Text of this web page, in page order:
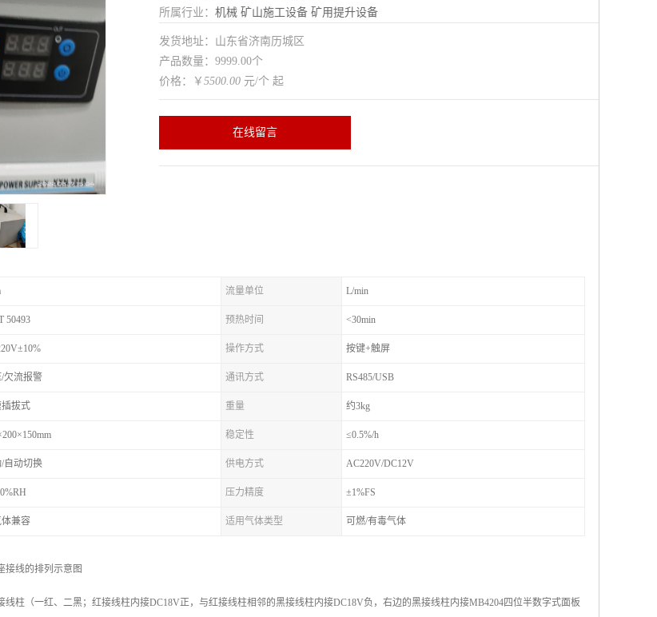
所属行业： 机械 矿山施工设备 矿用提升设备
发货地址：山东省济南历城区
产品数量：9999.00个
价格：￥ 5500.00 元/个 起
在线留言
流量单位 L/min
50493 预热时间 <30min
操作方式 按键+触屏
欠流报警 通讯方式 RS485/USB
拔式 重量 约3kg
稳定性 ≤0.5%/h
自动切换 供电方式 AC220V/DC12V
压力精度 ±1%FS
体兼容 适用气体类型 可燃/有毒气体
接线的排列示意图
线柱（一红、二黑；红接线柱内接DC18V正，与红接线柱相邻的黑接线柱内接DC18V负，右边的黑接线柱内接MB4204四位半数字式面板